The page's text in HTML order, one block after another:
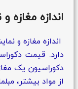
اندازه مغازه
اندازه مغازه و
دارد. قیمت
دکوراسیون یک
از مواد بیشتر،